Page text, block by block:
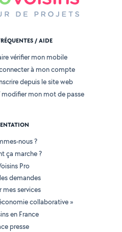
/ AIDE
vérifier mon mobile
à mon compte
depuis le site web
mon mot de passe
nous ?
ça marche ?
Pro
demandes
mes services
collaborative »
en France
presse